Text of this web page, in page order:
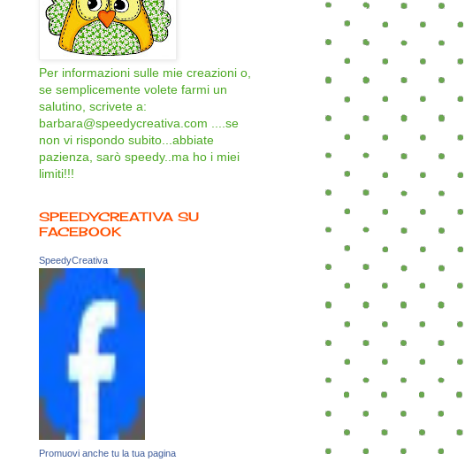
Per informazioni sulle mie creazioni o,
se semplicemente volete farmi un
salutino, scrivete a:
barbara@speedycreativa.com ....se
non vi rispondo subito...abbiate
pazienza, sarò speedy..ma ho i miei
limiti!!!
SPEEDYCREATIVA SU
FACEBOOK
SpeedyCreativa
Promuovi anche tu la tua pagina